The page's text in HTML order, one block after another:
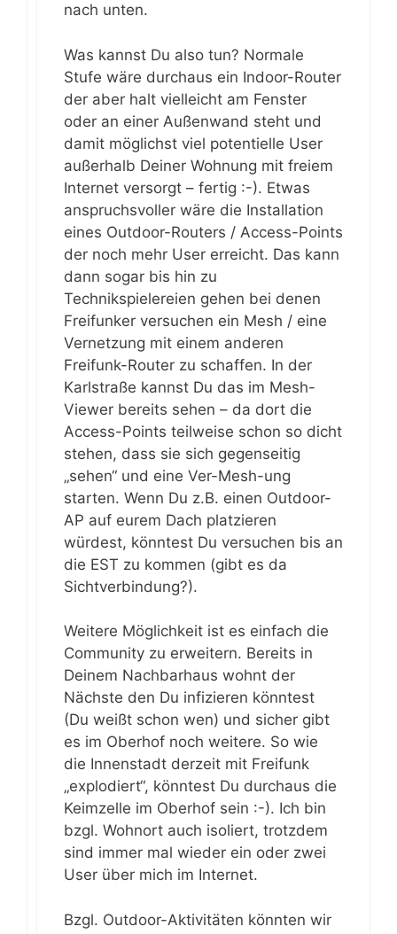
nach unten.
Was kannst Du also tun? Normale
Stufe wäre durchaus ein Indoor-Router
der aber halt vielleicht am Fenster
oder an einer Außenwand steht und
damit möglichst viel potentielle User
außerhalb Deiner Wohnung mit freiem
Internet versorgt – fertig :-). Etwas
anspruchsvoller wäre die Installation
eines Outdoor-Routers / Access-Points
der noch mehr User erreicht. Das kann
dann sogar bis hin zu
Technikspielereien gehen bei denen
Freifunker versuchen ein Mesh / eine
Vernetzung mit einem anderen
Freifunk-Router zu schaffen. In der
Karlstraße kannst Du das im Mesh-
Viewer bereits sehen – da dort die
Access-Points teilweise schon so dicht
stehen, dass sie sich gegenseitig
„sehen“ und eine Ver-Mesh-ung
starten. Wenn Du z.B. einen Outdoor-
AP auf eurem Dach platzieren
würdest, könntest Du versuchen bis an
die EST zu kommen (gibt es da
Sichtverbindung?).
Weitere Möglichkeit ist es einfach die
Community zu erweitern. Bereits in
Deinem Nachbarhaus wohnt der
Nächste den Du infizieren könntest
(Du weißt schon wen) und sicher gibt
es im Oberhof noch weitere. So wie
die Innenstadt derzeit mit Freifunk
„explodiert“, könntest Du durchaus die
Keimzelle im Oberhof sein :-). Ich bin
bzgl. Wohnort auch isoliert, trotzdem
sind immer mal wieder ein oder zwei
User über mich im Internet.
Bzgl. Outdoor-Aktivitäten könnten wir